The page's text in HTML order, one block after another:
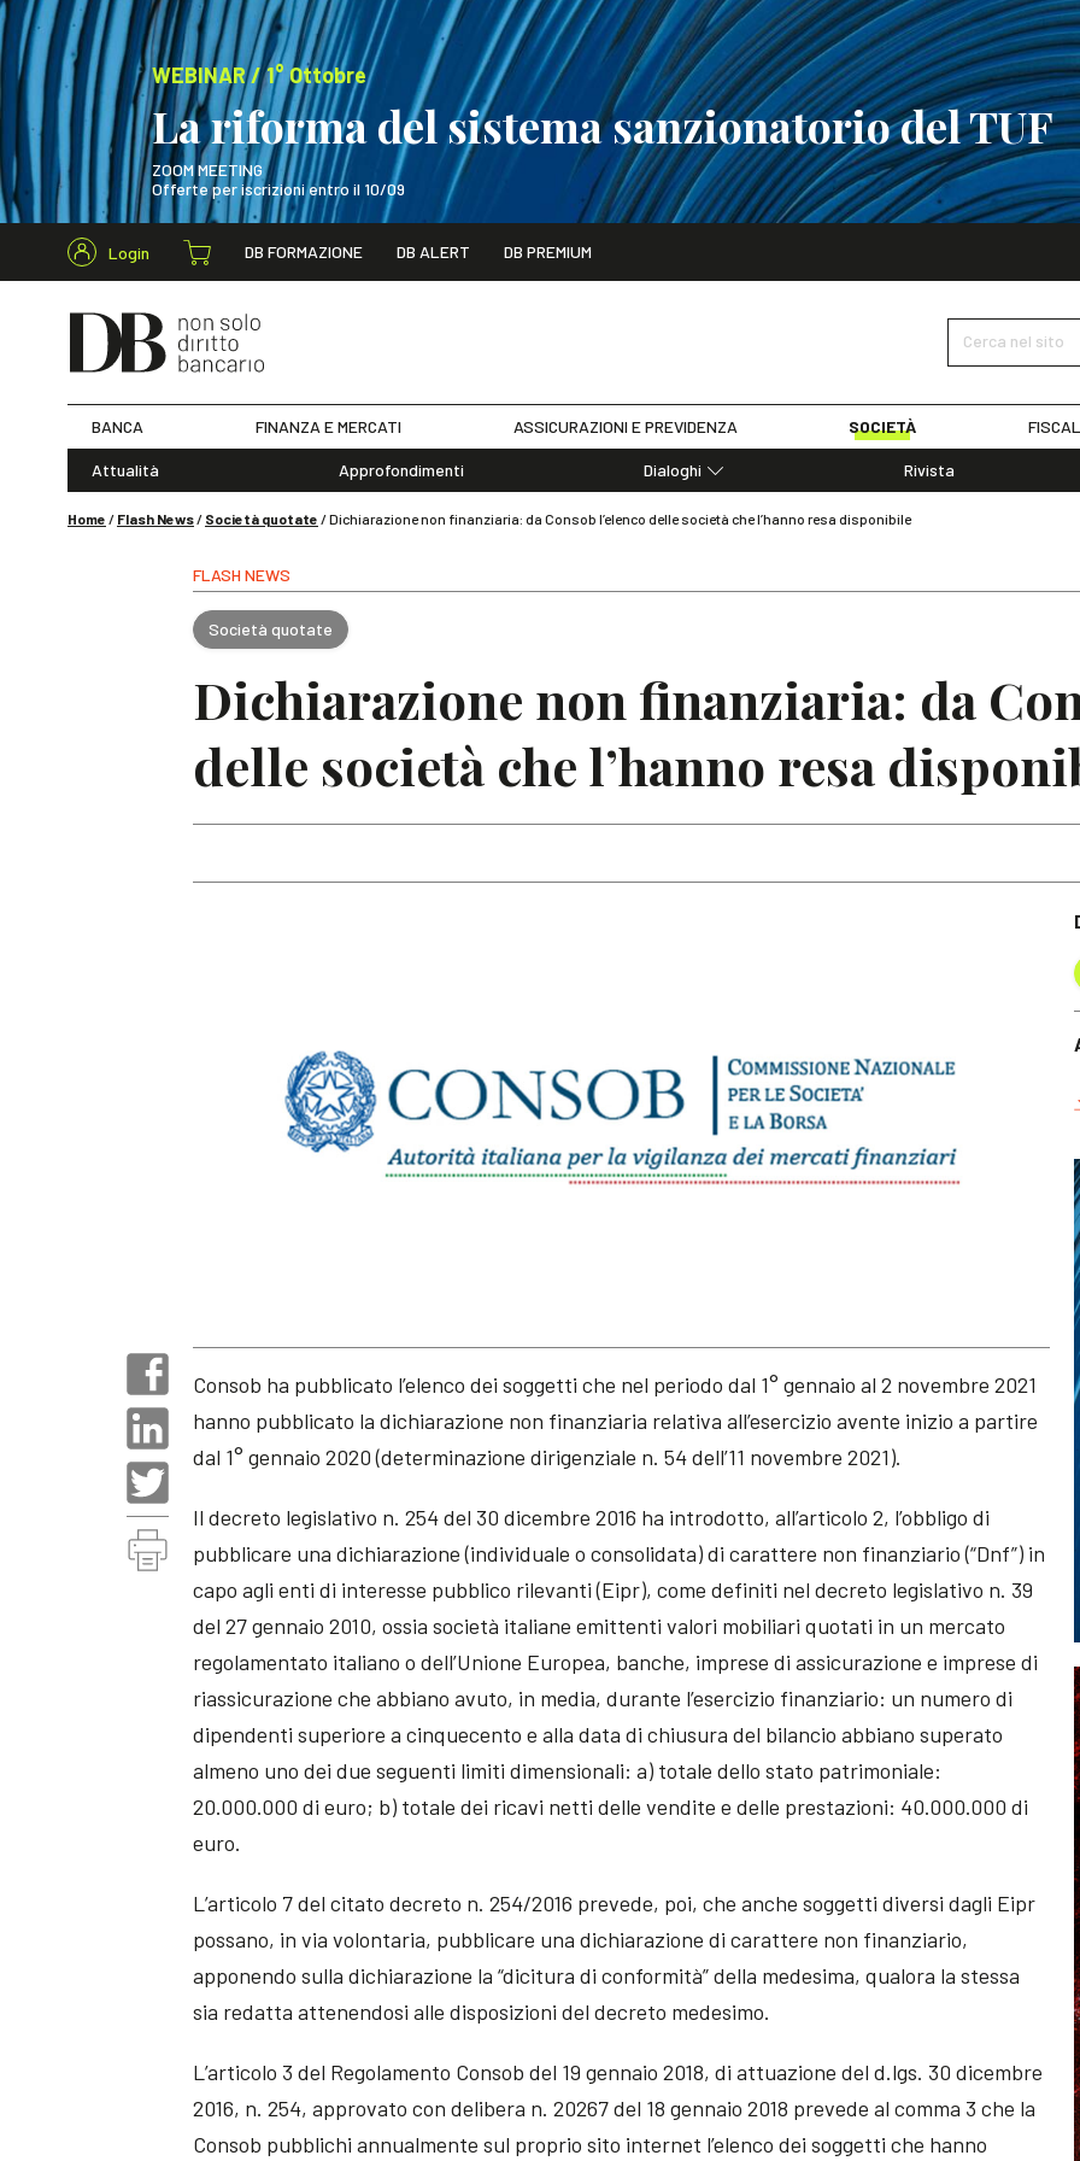
WEBINAR / 1° Ottobre
La riforma del sistema sanzionatorio del TUF
ZOOM MEETING
Offerte per iscrizioni entro il 10/09
WEBINAR / 1° Ottobre
Login DB FORMAZIONE DB ALERT DB PREMIUM
Cerca nel sito
BANCA FINANZA E MERCATI ASSICURAZIONI E PREVIDENZA SOCIETÀ
Attualità Approfondimenti
Dialoghi
Rivista
Home / Flash News/ Società quotate /Dichiarazione non finanziaria: da Consob l’elenco delle società che l’hanno resa disponibile
FLASH NEWS
Società quotate
Dichiarazione non finanziaria: da
delle società che l’hanno resa
Consob ha pubblicato l’elenco dei soggetti che nel periodo dal 1° gennaio al 2 novembre 2021
hanno pubblicato la dichiarazione non finanziaria relativa all’esercizio avente inizio a partire
dal 1° gennaio 2020 (determinazione dirigenziale n. 54 dell’11 novembre 2021).
Il decreto legislativo n. 254 del 30 dicembre 2016 ha introdotto, all’articolo 2, l’obbligo di
pubblicare una dichiarazione (individuale o consolidata) di carattere non finanziario (“Dnf”) in
capo agli enti di interesse pubblico rilevanti (Eipr), come definiti nel decreto legislativo n. 39
del 27 gennaio 2010, ossia società italiane emittenti valori mobiliari quotati in un mercato
regolamentato italiano o dell’Unione Europea, banche, imprese di assicurazione e imprese di
riassicurazione che abbiano avuto, in media, durante l’esercizio finanziario: un numero di
dipendenti superiore a cinquecento e alla data di chiusura del bilancio abbiano superato
almeno uno dei due seguenti limiti dimensionali: a) totale dello stato patrimoniale:
20.000.000 di euro; b) totale dei ricavi netti delle vendite e delle prestazioni: 40.000.000 di
euro.
L’articolo 7 del citato decreto n. 254/2016 prevede, poi, che anche soggetti diversi dagli Eipr
possano, in via volontaria, pubblicare una dichiarazione di carattere non finanziario,
apponendo sulla dichiarazione la “dicitura di conformità” della medesima, qualora la stessa
sia redatta attenendosi alle disposizioni del decreto medesimo.
L’articolo 3 del Regolamento Consob del 19 gennaio 2018, di attuazione del d.lgs. 30 dicembre
2016, n. 254, approvato con delibera n. 20267 del 18 gennaio 2018 prevede al comma 3 che la
Consob pubblichi annualmente sul proprio sito internet l’elenco dei soggetti che hanno